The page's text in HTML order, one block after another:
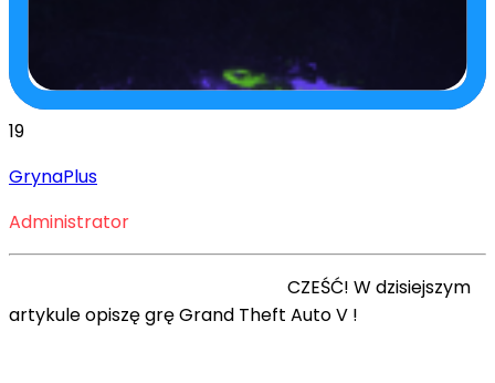
19
GrynaPlus
Administrator
CZEŚĆ! W dzisiejszym
artykule opiszę grę Grand Theft Auto V !